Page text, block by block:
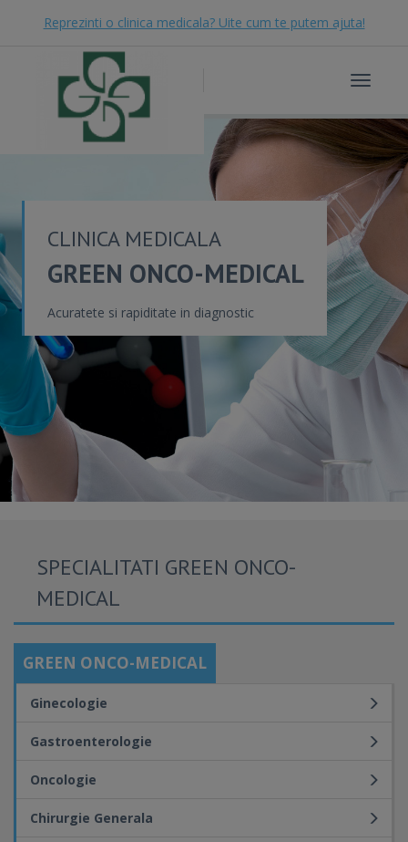
Reprezinti o clinica medicala? Uite cum te putem ajuta!
Toggle
CLINICA MEDICALA
GREEN ONCO-MEDICAL
Acuratete si rapiditate in diagnostic
SPECIALITATI GREEN ONCO-
MEDICAL
GREEN ONCO-MEDICAL
Ginecologie
Gastroenterologie
Oncologie
Chirurgie Generala